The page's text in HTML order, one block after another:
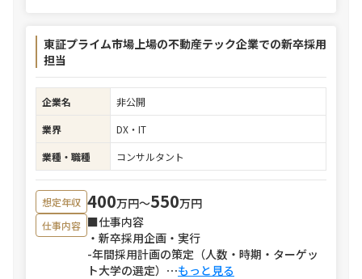
東証プライム市場上場の不動産テック企業での新卒採用
担当
企業名
非公開
業界
DX・IT
業種・職種
コンサルタント
想定年収 400万円〜550万円
仕事内容 ■仕事内容
・新卒採用企画・実行
-年間採用計画の策定（人数・時期・ターゲッ
ト大学の選定） ⋯もっと見る